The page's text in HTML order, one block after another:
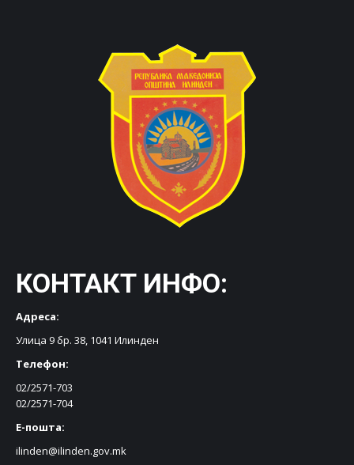
КОНТАКТ ИНФО:
Адреса:
Улица 9 бр. 38, 1041 Илинден
Телефон:
02/2571-703
02/2571-704
Е-пошта:
ilinden@ilinden.gov.mk